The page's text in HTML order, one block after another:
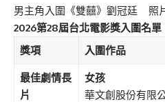
男主角入圍《雙囍》劉冠廷 照
2026第28屆台北電影獎入圍名單
獎項
入圍作品
最佳劇情長
片
女孩
華文創股份有限